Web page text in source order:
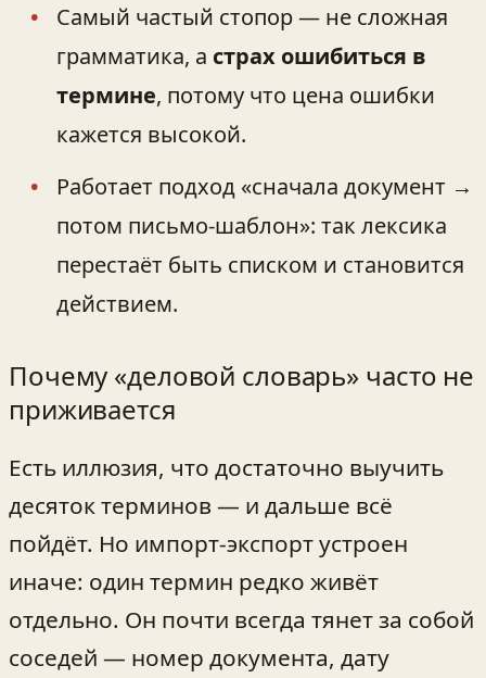
Самый частый стопор — не сложная
грамматика, а страх ошибиться в
термине, потому что цена ошибки
кажется высокой.
Работает подход «сначала документ →
потом письмо‑шаблон»: так лексика
перестаёт быть списком и становится
действием.
Почему «деловой словарь» часто не
приживается
Есть иллюзия, что достаточно выучить
десяток терминов — и дальше всё
пойдёт. Но импорт‑экспорт устроен
иначе: один термин редко живёт
отдельно. Он почти всегда тянет за собой
соседей — номер документа, дату